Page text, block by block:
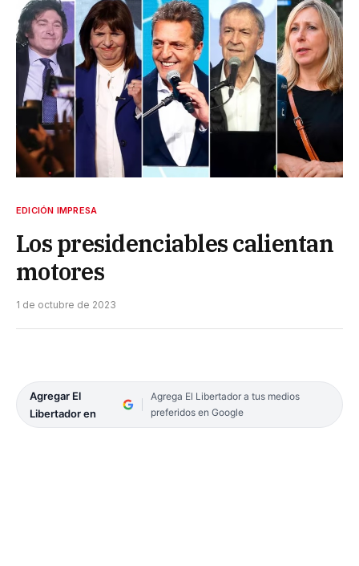
EDICIÓN IMPRESA
Los presidenciables calientan
motores
1 de octubre de 2023
Agregar El
Libertador en
Agrega El Libertador a tus medios
preferidos en Google